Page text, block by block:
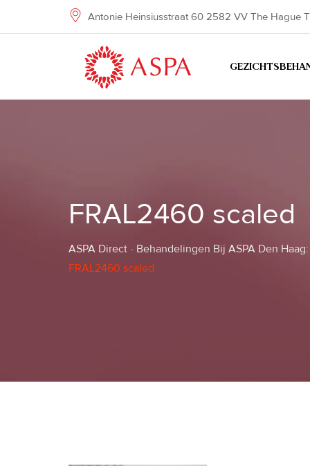
Antonie Heinsiusstraat 60 2582 VV The Hague
FRAL2460 scaled
ASPA Direct - Behandelingen Bij ASPA Den
FRAL2460 scaled